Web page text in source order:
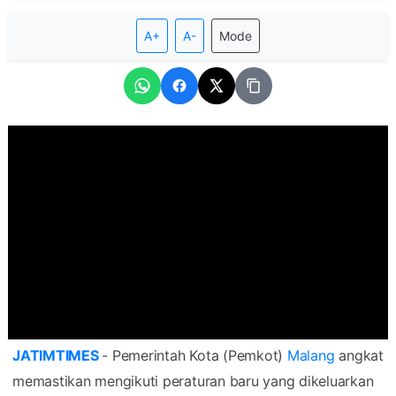
A+ A- Mode
JATIMTIMES - Pemerintah Kota (Pemkot) Malangangkat
memastikan mengikuti peraturan baru yang dikeluarkan